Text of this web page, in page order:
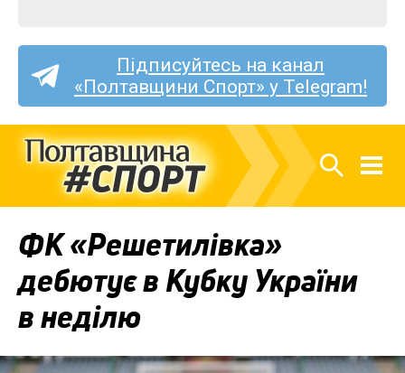
Підписуйтесь на канал
«Полтавщини Спорт» у Telegram!
ФК «Решетилівка»
дебютує в Кубку України
в неділю